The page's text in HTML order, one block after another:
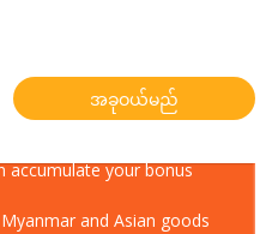
အခုဝယ်မည်
accumulate your bonus
and Asian goods